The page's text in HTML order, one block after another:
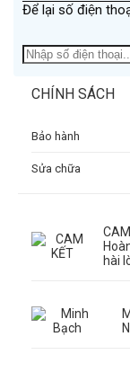
Để lại số điện
CHÍNH SÁCH
Bảo hành
Sửa chữa
hài